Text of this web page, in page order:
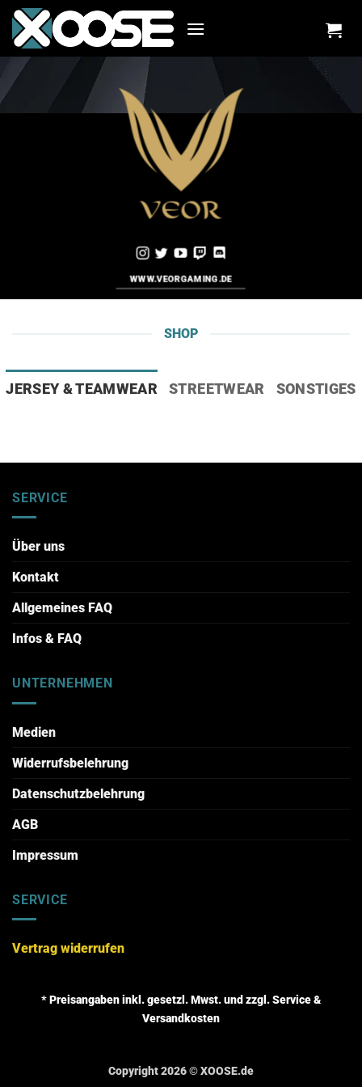
Zum
Inhalt
springen
WWW.VEORGAMING.DE
SHOP
JERSEY & TEAMWEAR STREETWEAR SONSTIGES
SERVICE
Über uns
Kontakt
Allgemeines FAQ
Infos & FAQ
UNTERNEHMEN
Medien
Widerrufsbelehrung
Datenschutzbelehrung
AGB
Impressum
SERVICE
Vertrag widerrufen
* Preisangaben inkl. gesetzl. Mwst. und zzgl. Service &
Versandkosten
Copyright 2026 ©XOOSE.de